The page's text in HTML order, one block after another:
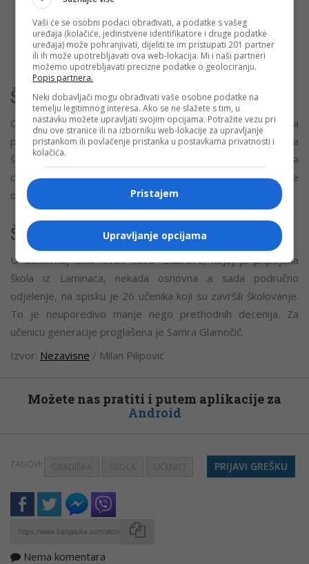
“Istovremeno, gradimo vodovod, puteve, društvene
objekte. To će dugoročno dati bolje rezultate”, uvjeren je
Adžić.
Škola u Jazovcu
Obnovljena škola u Jazovcu, gdje je nastava organizovana
poslije pauze od desetak godina, jedini je primjer povratka
škole u potkozarskim selima. Međutim, i ovdje je broj učenika
drastično smanjen. U ovoj školskog godini nastava je
organizovana za dva učenika.
Škola “Sveti Sava” Dubrave
U Osnovnoj školi “Sveti Sava” Dubrave, kojoj je pripojena
škola iz Laminaca, nekada osnovna a sada područno
odjelenje, na spisku je 26 učenika koji su završili školovanje.
To je neuporedivo manje nego prethodnih decenija. Za
učenicu generacije proglašena je Samra Glamočić.
Izvor: Nezavisne / Milan Pilipović
Možete nas pratiti i putem aplikacije za
Android
TAGOVI: GRADIŠKA ŠKOLA UČENICI PRIJAVI GREŠKU
Nema komentara
Vaši će se osobni podaci obrađivati, a podatke s vašeg
uređaja (kolačiće, jedinstvene identifikatore i druge podatke
uređaja) može pohranjivati, dijeliti te im pristupati 201 partner
ili ih može upotrebljavati ova web-lokacija. Mi i naši partneri
možemo upotrebljavati precizne podatke o geolociranju.
Popis partnera.
Neki dobavljači mogu obrađivati vaše osobne podatke na
temelju legitimnog interesa. Ako se ne slažete s tim, u
nastavku možete upravljati svojim opcijama. Potražite vezu pri
dnu ove stranice ili na izborniku web-lokacije za upravljanje
pristankom ili povlačenje pristanka u postavkama privatnosti i
kolačića.
Pristajem
Upravljanje opcijama